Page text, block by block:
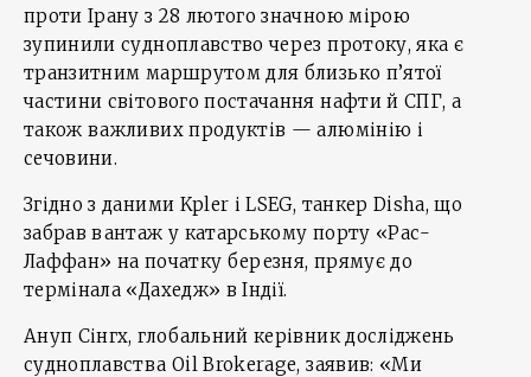
проти Ірану з 28 лютого значною мірою
зупинили судноплавство через протоку, яка є
транзитним маршрутом для близько п’ятої
частини світового постачання нафти й СПГ, а
також важливих продуктів — алюмінію і
сечовини.
Згідно з даними Kpler і LSEG, танкер Disha, що
забрав вантаж у катарському порту «Рас-
Лаффан» на початку березня, прямує до
термінала «Дахедж» в Індії.
Ануп Сінгх, глобальний керівник досліджень
судноплавства Oil Brokerage, заявив: «Ми